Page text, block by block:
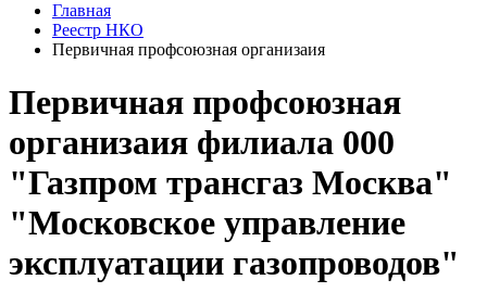
Главная
Реестр НКО
Первичная профсоюзная организаия
Первичная профсоюзная
организаия филиала 000
"Газпром трансгаз Москва"
"Московское управление
эксплуатации газопроводов"